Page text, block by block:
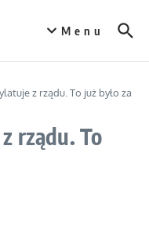
Menu
z rządu. To już było za
rządu. To